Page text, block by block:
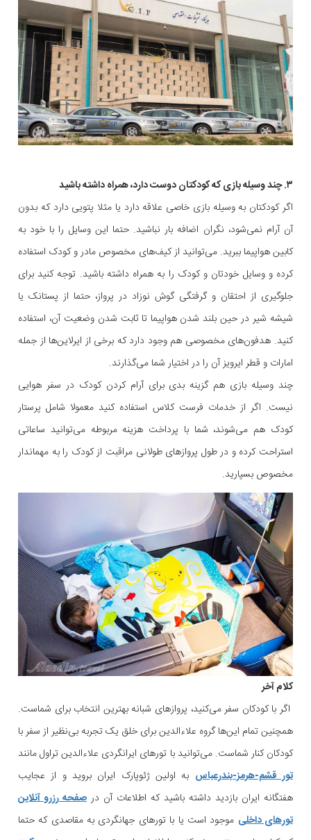
۳. چند وسیله بازی که کودکتان دوست دارد، همراه داشته باشید
اگر کودکتان به وسیله بازی خاصی علاقه دارد یا مثلا پتویی دارد که بدون
آن آرام نمی‌شود، نگران اضافه بار نباشید. حتما این وسایل را با خود به
کابین هواپیما ببرید. می‌توانید از کیف‌های مخصوص مادر و کودک استفاده
کرده و وسایل خودتان و کودک را به همراه داشته باشید. توجه کنید برای
جلوگیری از احتقان و گرفتگی گوش نوزاد در پرواز، حتما از پستانک یا
شیشه شیر در حین بلند شدن هواپیما تا ثابت شدن وضعیت آن، استفاده
کنید. هدفون‌های مخصوصی هم وجود دارد که برخی از ایرلاین‌ها از جمله
امارات و قطر ایرویز آن را در اختیار شما می‌گذارند.
چند وسیله بازی هم گزینه بدی برای آرام کردن کودک در سفر هوایی
نیست. اگر از خدمات فرست کلاس استفاده کنید معمولا شامل پرستار
کودک هم می‌شوند، شما با پرداخت هزینه مربوطه می‌توانید ساعاتی
استراحت کرده و در طول پروازهای طولانی مراقبت از کودک را به مهماندار
مخصوص بسپارید.
کلام آخر
اگر با کودکان سفر می‌کنید، پروازهای شبانه بهترین انتخاب برای شماست.
همچنین تمام این‌ها گروه علاءالدین برای خلق یک تجربه بی‌نظیر از سفر با
کودکان کنار شماست. می‌توانید با تورهای ایرانگردی علاءالدین تراول مانند
تور قشم-هرمز-بندرعباس به اولین ژئوپارک ایران بروید و از عجایب
هفتگانه ایران بازدید داشته باشید که اطلاعات آن در صفحه رزرو آنلاین
تورهای داخلی موجود است یا با تورهای جهانگردی به مقاصدی که حتما